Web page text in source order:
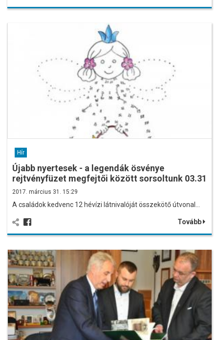
Hír
Újabb nyertesek - a legendák ösvénye
rejtvényfüzet megfejtői között sorsoltunk 03.31
2017. március 31. 15:29
A családok kedvenc 12 hévízi látnivalóját összekötő útvonal…
Tovább